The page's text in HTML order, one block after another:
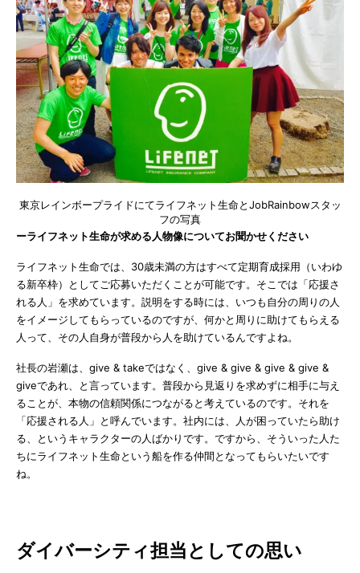
東京レインボープライドにてライフネット生命とJobRainbowスタッ
フの写真
ーライフネット生命が求める人物像についてお聞かせください
ライフネット生命では、30歳未満の方はすべて定期育成採用（いわゆ
る新卒枠）としてご応募いただくことが可能です。そこでは「応援さ
れる人」を求めています。説明をする時には、いつも自分の周りの人
をイメージしてもらっているのですが、何かと周りに助けてもらえる
人って、その人自身が普段から人を助けているんですよね。
社長の岩瀬は、give & takeではなく、give & give & give & give &
giveであれ、と言っています。普段から見返りを求めずに相手に与え
ることが、本物の信頼関係につながると考えているのです。それを
「応援される人」と呼んでいます。社内には、人が困っていたら助け
る、というキャラクターの人ばかりです。ですから、そういった人た
ちにライフネット生命という船を作る仲間となってもらいたいです
ね。
ダイバーシティ担当としての思い